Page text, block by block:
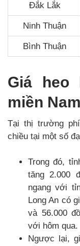
Đắk Lắk
Ninh Thuận
Bình Thuận
Giá heo
miền Nam
Tại thị trường
chiều tại một số
Trong đó,
tăng 2.000
ngang với
Long An có
và 56.000
với hôm qua.
Ngược lại,